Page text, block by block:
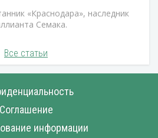
«Краснодара», наследник
Семака.
Все статьи
Соглашение
информации